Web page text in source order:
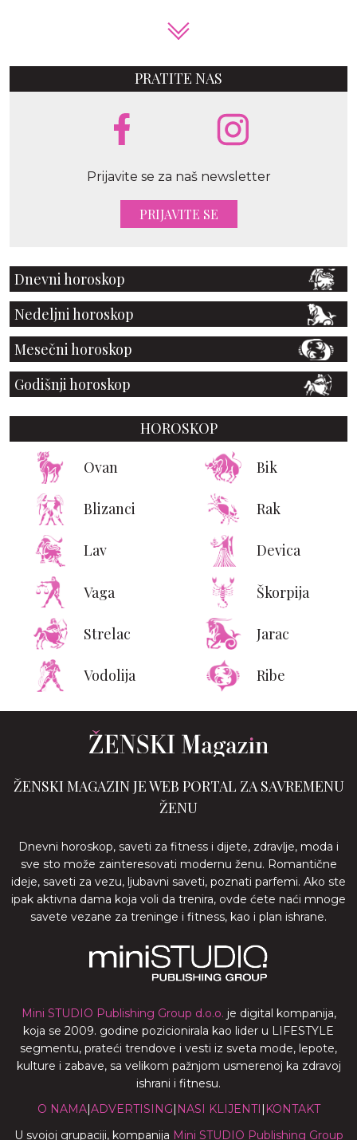
PRATITE NAS
Prijavite se za naš newsletter
PRIJAVITE SE
Dnevni horoskop
Nedeljni horoskop
Mesečni horoskop
Godišnji horoskop
HOROSKOP
Ovan Bik
Blizanci Rak
Lav Devica
Vaga Škorpija
Strelac Jarac
Vodolija Ribe
ŽENSKI MAGAZIN JE WEB PORTAL ZA SAVREMENU
ŽENU
Dnevni horoskop, saveti za fitness i dijete, zdravlje, moda i
sve sto može zainteresovati modernu ženu. Romantične
ideje, saveti za vezu, ljubavni saveti, poznati parfemi. Ako ste
ipak aktivna dama koja voli da trenira, ovde ćete naći mnoge
savete vezane za treninge i fitness, kao i plan ishrane.
Mini STUDIO Publishing Group d.o.o. je digital kompanija,
koja se 2009. godine pozicionirala kao lider u LIFESTYLE
segmentu, prateći trendove i vesti iz sveta mode, lepote,
kulture i zabave, sa velikom pažnjom usmerenoj ka zdravoj
ishrani i fitnesu.
O NAMA| ADVERTISING NASI KLIJENTI
KONTAKT
U svojoj grupaciji, kompanija Mini STUDIO Publishing Group